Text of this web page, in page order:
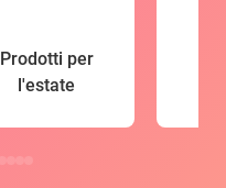
Prodotti per
l'estate